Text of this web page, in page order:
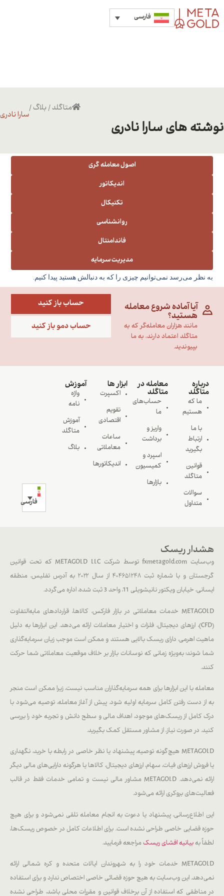
فارسی
سارا نادری
متاگلد /بلاگ /
نوشته های سارا نادری
مدیریت سرمایه
فاندامنتال
روانشناسی
تکنیکال
اندیکاتور
اصول معامله گری
به نظر می‌رسد نمی‌توانیم چیزی را که به دنبالش هستید پیدا کنیم.
آیا آماده شروع معامله
هستید؟
مانند هزاران معامله‌گر که به
متاگلد اعتماد دارند، به ما
بپیوندید.
حساب باز کنید
حساب دمو باز کنید
درباره
متاگلد
ما که
هستیم
با ما
ارتباط
بگیرید
قوانین
متاگلد
سوالات
متداول
معامله در
متاگلد
حساب‌های
ما
واریز و
برداشت
اسپرد و
کمیسیون
بازارها
ابزار ها
اکسپرت
تقویم
اقتصادی
ساعات
معاملاتی
اندیکاتورها
آموزش
واژه
نامه
آموزش
متاگلد
بلاگ
فارسی
هشدار ریسک
وب‌سایت fxmetagold.com توسط شرکت METAGOLD LLC که تحت قوانین
گرجستان و با شماره ثبت ۴۰۴۶۵۱۲۴۸ از سال ۲۰۲۲ به آدرس تفلیس، منطقه
ایسانی، خیابان ویکتور نانیشویلی 11، واحد 3 ثبت شده، اداره می‌گردد.
METAGOLD خدمات معاملاتی در بازار فارکس، کالاها، قراردادهای مابه‌التفاوت
(CFD)، ارزهای دیجیتال، فلزات و اختیار معاملات ارائه می‌دهد. این ابزارها به دلیل
ماهیت اهرمی، دارای ریسک بالایی هستند و ممکن است موجب زیان سرمایه‌گذاری
شما شوند؛ به‌ویژه زمانی که نوسانات بازار بر خلاف موقعیت معاملاتی شما حرکت
کنند.
معامله با این ابزارها برای همه سرمایه‌گذاران مناسب نیست، زیرا ممکن است منجر
به از دست رفتن کامل سرمایه اولیه شود. پیش از آغاز معامله، توصیه می‌شود با
درک کامل از ریسک‌های موجود، اهداف مالی و سطح دانش و تجربه خود را بررسی
کنید. در صورت نیاز، از مشاور مستقل کمک بگیرید.
METAGOLD هیچ‌گونه توصیه، پیشنهاد یا نظر خاصی در رابطه با خرید، نگهداری
یا فروش ارزهای فیات، سهام، ارزهای دیجیتال، کالاها یا هرگونه دارایی‌های مالی دیگر
ارائه نمی‌دهد. METAGOLD مشاور مالی نیست و تمامی خدمات فقط در قالب
فعالیت‌های بروکری ارائه می‌شود.
این اطلاع‌رسانی، پیشنهاد یا دعوت به انجام معامله تلقی نمی‌شود و برای هیچ
حوزه قضایی خاصی طراحی نشده است. برای اطلاعات کامل در خصوص ریسک‌ها،
لطفاً بهبیانیه افشای ریسک مراجعه فرمایید.
METAGOLD خدمات خود را به شهروندان ایالات متحده و کره شمالی ارائه
نمی‌دهد. این وب‌سایت به هیچ حوزه قضائی خاصی اختصاص ندارد و برای استفاده
در مناطقی که استفاده از آن برخلاف قوانین و مقررات محلی باشد، طراحی نشده